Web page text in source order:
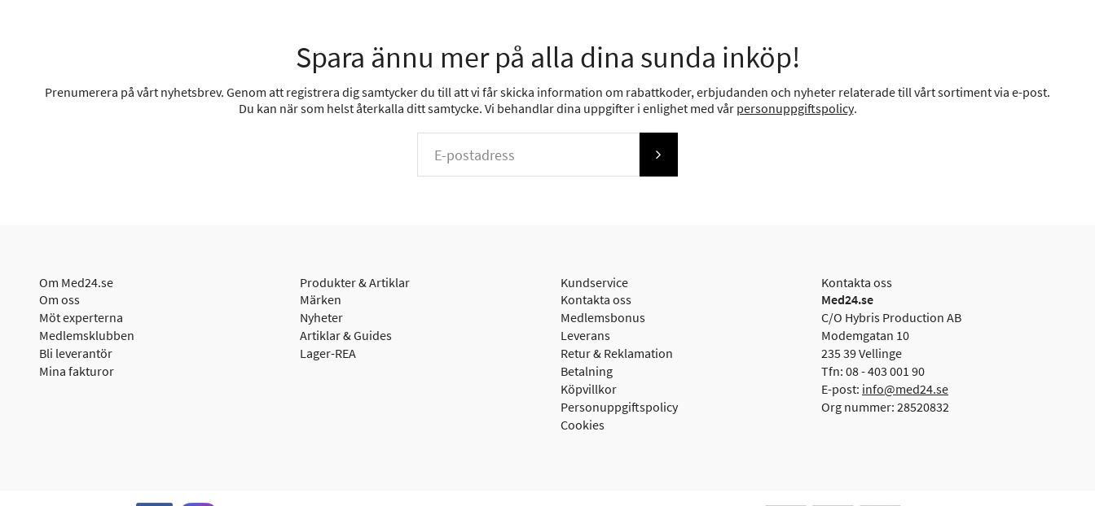
Spara ännu mer på alla dina sunda inköp!
Prenumerera på vårt nyhetsbrev. Genom att registrera dig samtycker du till att vi får skicka information om rabattkoder, erbjudanden och nyheter relaterade till vårt sortiment via e-post.
Du kan när som helst återkalla ditt samtycke. Vi behandlar dina uppgifter i enlighet med vår personuppgiftspolicy.
Om Med24.se
Om oss
Möt experterna
Medlemsklubben
Bli leverantör
Mina fakturor
Produkter & Artiklar
Märken
Nyheter
Artiklar & Guides
Lager-REA
Kundservice
Kontakta oss
Medlemsbonus
Leverans
Retur & Reklamation
Betalning
Köpvillkor
Personuppgiftspolicy
Cookies
Kontakta oss
Med24.se
C/O Hybris Production AB
Modemgatan 10
235 39 Vellinge
Tfn: 08 - 403 001 90
E-post: info@med24.se
Org nummer: 28520832